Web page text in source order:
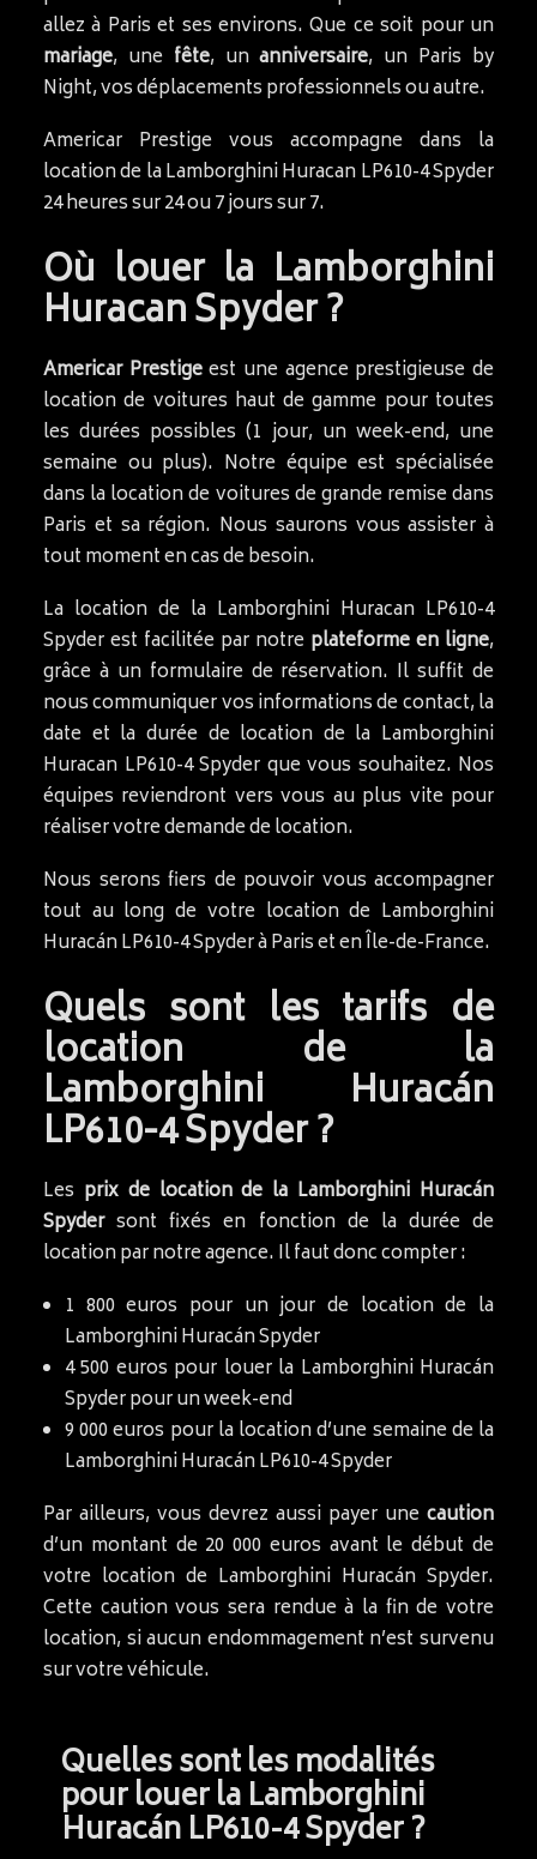
allez à Paris et ses environs. Que ce soit pour un
mariage, une fête, unanniversaire, un Paris by
Night, vos déplacements professionnels ou autre.
Americar Prestige vous accompagne dans la
location de la Lamborghini Huracan LP610-4 Spyder
24 heures sur 24 ou 7 jours sur 7.
Où louer la Lamborghini
Huracan Spyder ?
Americar Prestigeest une agence prestigieuse de
location de voitures haut de gamme pour toutes
les durées possibles (1 jour, un week-end, une
semaine ou plus). Notre équipe est spécialisée
dans la location de voitures de grande remise dans
Paris et sa région. Nous saurons vous assister à
tout moment en cas de besoin.
La location de la Lamborghini Huracan LP610-4
Spyder est facilitée par notre plateforme en ligne,
grâce à un formulaire de réservation. Il suffit de
nous communiquer vos informations de contact, la
date et la durée de location de la Lamborghini
Huracan LP610-4 Spyder que vous souhaitez. Nos
équipes reviendront vers vous au plus vite pour
réaliser votre demande de location.
Nous serons fiers de pouvoir vous accompagner
tout au long de votre location de Lamborghini
Huracán LP610-4 Spyder à Paris et en Île-de-France.
Quels sont les tarifs de
location de la
Lamborghini Huracán
LP610-4 Spyder ?
Les prix de location de la Lamborghini Huracán
Spydersont fixés en fonction de la durée de
location par notre agence. Il faut donc compter :
1 800 euros pour un jour de location de la
Lamborghini Huracán Spyder
4 500 euros pour louer la Lamborghini Huracán
Spyder pour un week-end
9 000 euros pour la location d’une semaine de la
Lamborghini Huracán LP610-4 Spyder
Par ailleurs, vous devrez aussi payer une caution
d’un montant de 20 000 euros avant le début de
votre location de Lamborghini Huracán Spyder.
Cette caution vous sera rendue à la fin de votre
location, si aucun endommagement n’est survenu
sur votre véhicule.
Quelles sont les modalités
pour louer la Lamborghini
Huracán LP610-4 Spyder ?